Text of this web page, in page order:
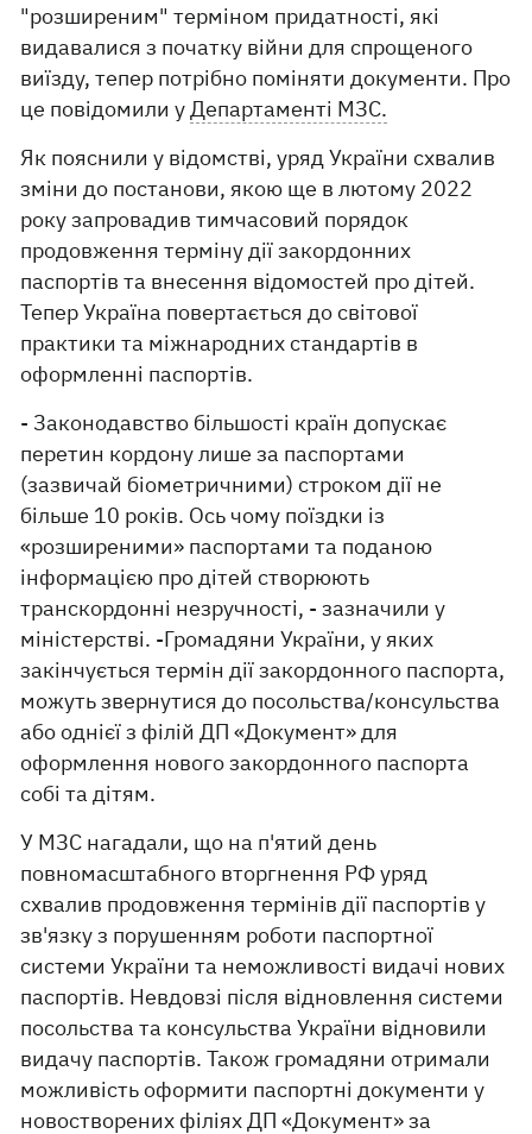
"розширеним" терміном придатності, які
видавалися з початку війни для спрощеного
виїзду, тепер потрібно поміняти документи. Про
це повідомили уДепартаменті МЗС.
Як пояснили у відомстві, уряд України схвалив
зміни до постанови, якою ще в лютому 2022
року запровадив тимчасовий порядок
продовження терміну дії закордонних
паспортів та внесення відомостей про дітей.
Тепер Україна повертається до світової
практики та міжнародних стандартів в
оформленні паспортів.
- Законодавство більшості країн допускає
перетин кордону лише за паспортами
(зазвичай біометричними) строком дії не
більше 10 років. Ось чому поїздки із
«розширеними» паспортами та поданою
інформацією про дітей створюють
транскордонні незручності, - зазначили у
міністерстві. -Громадяни України, у яких
закінчується термін дії закордонного паспорта,
можуть звернутися до посольства/консульства
або однієї з філій ДП «Документ» для
оформлення нового закордонного паспорта
собі та дітям.
У МЗС нагадали, що на п'ятий день
повномасштабного вторгнення РФ уряд
схвалив продовження термінів дії паспортів у
зв'язку з порушенням роботи паспортної
системи України та неможливості видачі нових
паспортів. Невдовзі після відновлення системи
посольства та консульства України відновили
видачу паспортів. Також громадяни отримали
можливість оформити паспортні документи у
новостворених філіях ДП «Документ» за